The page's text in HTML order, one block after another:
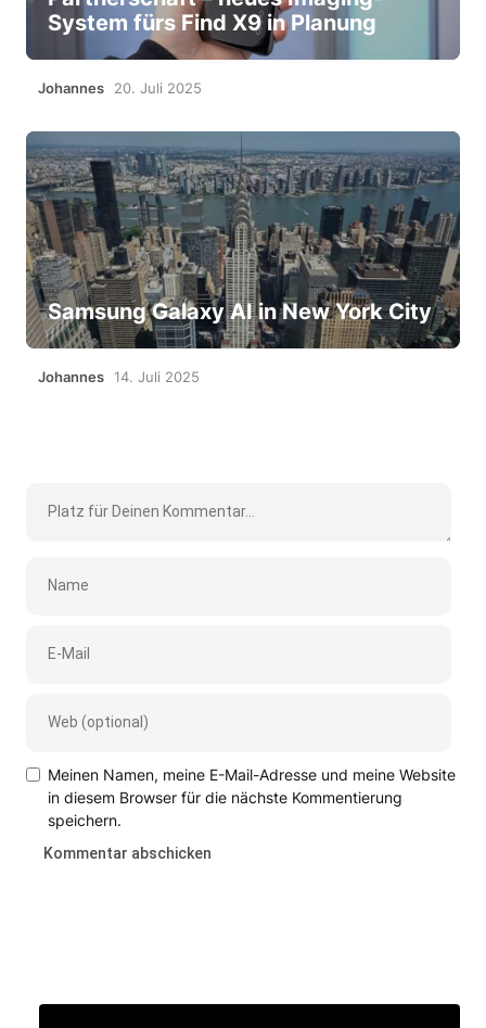
System fürs Find X9 in Planung
Johannes 20. Juli 2025
Samsung Galaxy AI in New York City
Johannes 14. Juli 2025
Meinen Namen, meine E-Mail-Adresse und meine Website
in diesem Browser für die nächste Kommentierung
speichern.